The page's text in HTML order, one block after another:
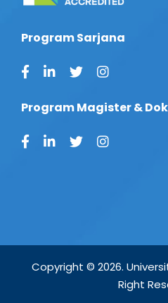
Program Sarjana
Program Magister &
Copyright © 2026.
Right